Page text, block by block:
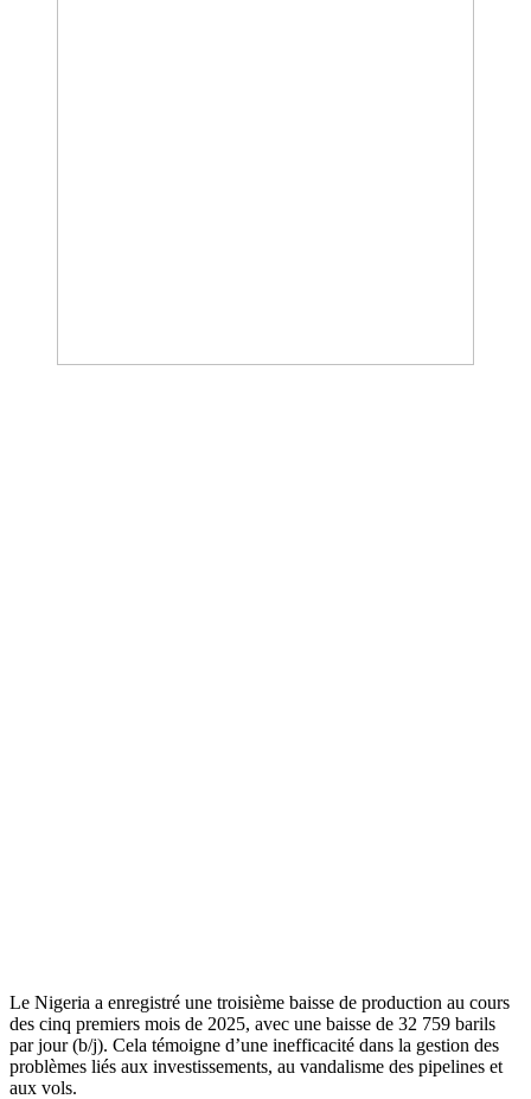
Le Nigeria a enregistré une troisième baisse de production au cours
des cinq premiers mois de 2025, avec une baisse de 32 759 barils
par jour (b/j). Cela témoigne d’une inefficacité dans la gestion des
problèmes liés aux investissements, au vandalisme des pipelines et
aux vols.